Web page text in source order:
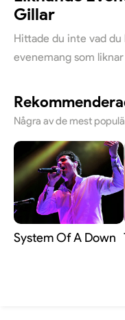
Gillar
Hittade du inte vad
evenemang som
Några av de mest
System Of A Down